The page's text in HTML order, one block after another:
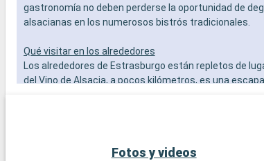
gastronomía no deben perderse la oportunidad de
alsacianas en los numerosos bistrós tradicionales.
Qué visitar en los alrededores
Los alrededores de Estrasburgo están repletos de
del Vino de Alsacia, a pocos kilómetros, es una
fácilmente accesible y ofrece experiencias balnearias
Fotos y videos